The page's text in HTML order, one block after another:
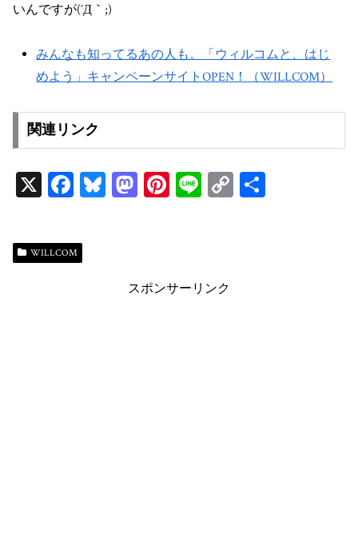
いんですが(´Д｀;)
みんなも知ってるあの人も。「ウィルコムと、はじ
めよう」キャンペーンサイトOPEN！（WILLCOM）
関連リンク
X Fa
bo
ok
Bl M
n
Pi
t
Li C
WILLCOM
スポンサーリンク